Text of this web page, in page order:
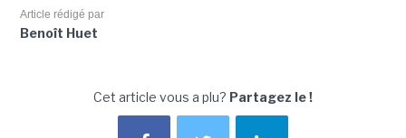
Article rédigé par
Benoît Huet
Cet article vous a plu? Partagez le !